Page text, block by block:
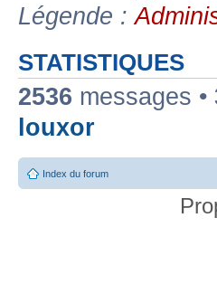
Légende :
STATISTIQUES
2536 messages •
louxor
Index du forum